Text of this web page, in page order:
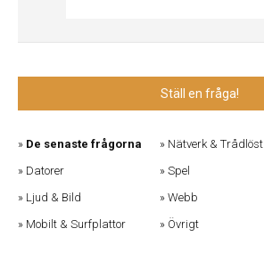
Ställ en fråga!
De senaste frågorna
Datorer
Ljud & Bild
Mobilt & Surfplattor
Nätverk & Trådlöst
Spel
Webb
Övrigt